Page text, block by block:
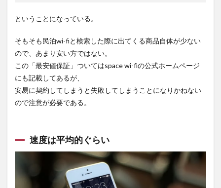
ということになっている。
そもそも民泊wi-fiと検索した際に出てくる商品自体が少ない
ので、あまり安い方ではない。
この「最安値保証」ついてはspace wi-fiの公式ホームページ
にも記載してあるが、
安易に契約してしまうと失敗してしまうことになりかねない
ので注意が必要である。
速度は平均的ぐらい